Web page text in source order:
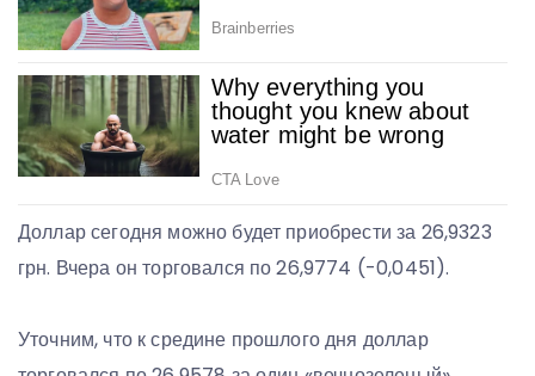
Доллар сегодня можно будет приобрести за 26,9323
грн. Вчера он торговался по 26,9774 (-0,0451).
Уточним, что к средине прошлого дня доллар